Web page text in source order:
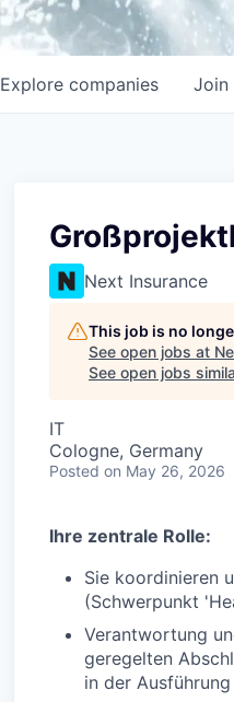
Explore companies Join
Next Insurance
This job is no
See open jobs at
See open jobs
IT
Cologne, Germany
Posted on May 26, 2026
Ihre zentrale Rolle:
Sie koordinieren
(Schwerpunkt
Verantwortung
geregelten
in der